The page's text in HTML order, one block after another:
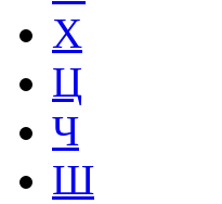
Х
Ц
Ч
Ш